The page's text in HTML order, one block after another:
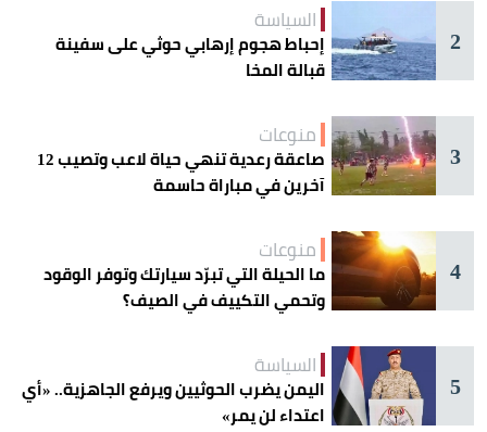
2
السياسة
إحباط هجوم إرهابي حوثي على سفينة
قبالة المخا
3
منوعات
صاعقة رعدية تنهي حياة لاعب وتصيب 12
آخرين في مباراة حاسمة
4
منوعات
ما الحيلة التي تبرّد سيارتك وتوفر الوقود
وتحمي التكييف في الصيف؟
5
السياسة
اليمن يضرب الحوثيين ويرفع الجاهزية.. «أي
اعتداء لن يمر»